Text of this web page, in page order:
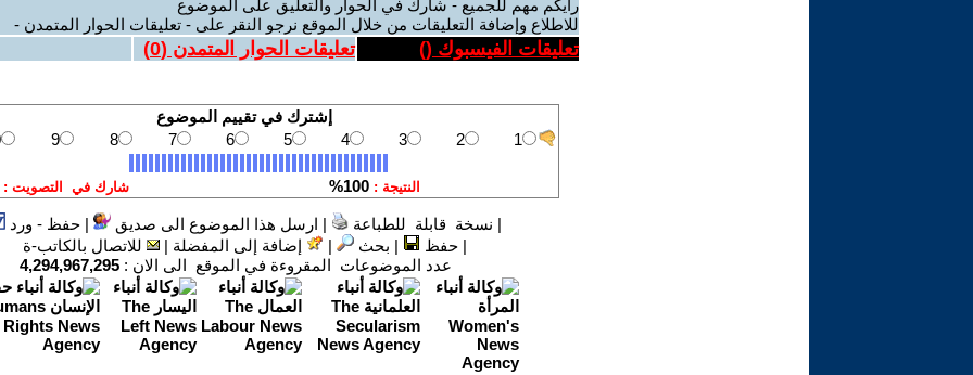
رأيكم مهم للجميع - شارك في الحوار والتعليق على الموضوع
للاطلاع وإضافة التعليقات من خلال الموقع نرجو النقر على - تعليقات الحوار المتمدن -
تعليقات الفيسبوك () تعليقات الحوار المتمدن (0
)
| نسخة قابلة للطباعة | ارسل هذا الموضوع الى صديق |حفظ - ورد
|حفظ | بحث | إضافة إلى المفضلة |
للاتصال بالكاتب-ة
عدد الموضوعات المقروءة في الموقع الى الان : 4,294,967,295